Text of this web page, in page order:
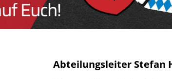
Abteilungsleiter Stefan